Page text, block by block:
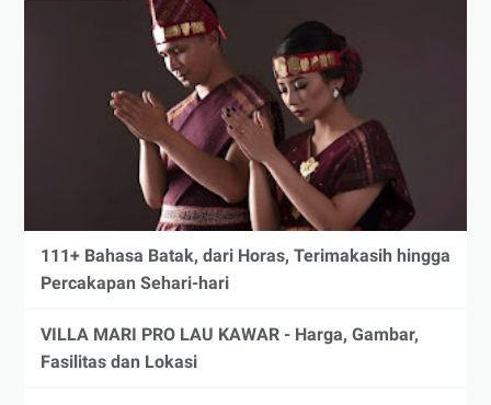
111+ Bahasa Batak, dari Horas, Terimakasih hingga
Percakapan Sehari-hari
VILLA MARI PRO LAU KAWAR - Harga, Gambar,
Fasilitas dan Lokasi